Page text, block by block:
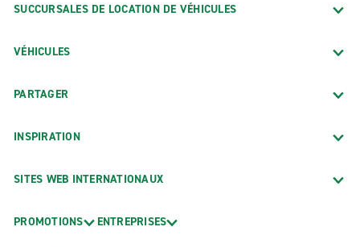
SUCCURSALES DE LOCATION DE VÉHICULES
VÉHICULES
PARTAGER
INSPIRATION
SITES WEB INTERNATIONAUX
PROMOTIONS ENTREPRISES